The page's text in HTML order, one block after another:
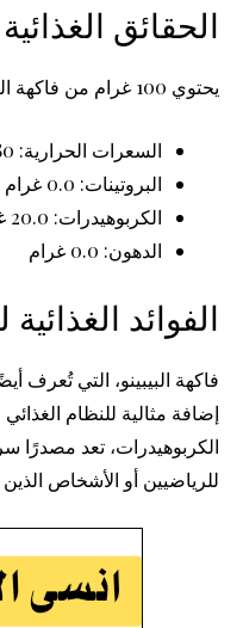
الحقائق الغذائية
يحتوي 100 غرام من فاكهة البيبينو على:
السعرات الحرارية: 80 سعرة حرارية (335 كيلوجول)
البروتينات: 0.0 غرام
الكربوهيدرات: 20.0 غرام
الدهون: 0.0 غرام
الفوائد الغذائية
فاكهة البيبينو، التي تُعرف
إضافة مثالية للنظام
الكربوهيدرات، تعد مصدرًا
للرياضيين أو الأشخاص